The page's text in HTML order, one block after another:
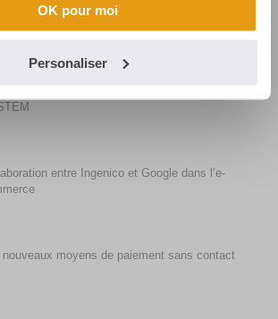
OK pour moi
Personaliser
fournisseur de solutions et services
entre Ingenico et Google dans l’e-
nouveaux moyens de paiement sans contact